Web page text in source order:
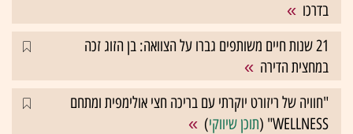
בדרכו
21 שנות חיים משותפים גברו על הצוואה: בן הזוג זכה
במחצית הדירה
"חוויה של ריזורט יוקרתי עם בריכה חצי אולימפית ומתחם
WELLNESS" (
תוכן שיווקי)